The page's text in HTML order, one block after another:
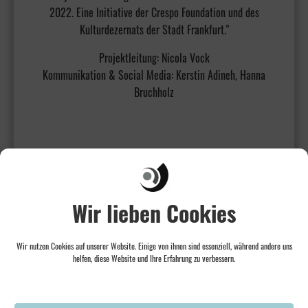
Wir lieben Cookies
Wir nutzen Cookies auf unserer Website. Einige von ihnen sind essenziell, während andere uns
helfen, diese Website und Ihre Erfahrung zu verbessern.
2022. Eine Initiative der Crespo Foundation und des
Kulturdezernats der Stadt Frankfurt."
Projektleitung: Nicola Vock
Kommunikation & Social Media: Kerstin Adineh, Hanna
Bruchholz